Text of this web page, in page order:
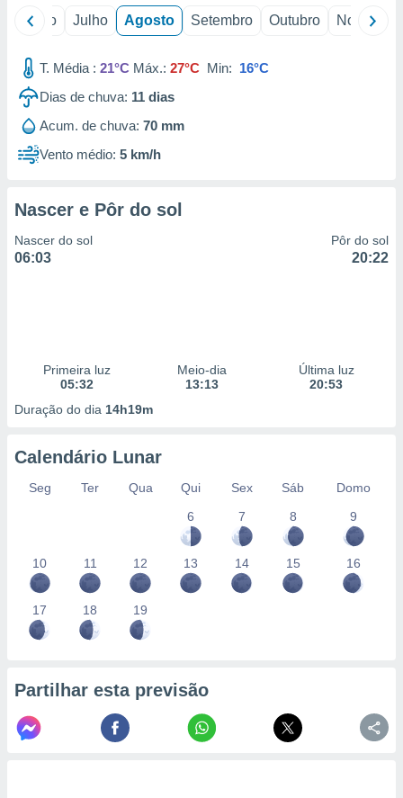
Junho Julho Agosto Setembro Outubro Novembro
T. Média : 21°C Máx.: 27°C Min: 16°C
Dias de chuva: 11 dias
Acum. de chuva: 70 mm
Vento médio: 5 km/h
Nascer e Pôr do sol
Nascer do sol
06:03
Pôr do sol
20:22
Primeira luz
05:32
Meio-dia
13:13
Última luz
20:53
Duração do dia 14h19m
Calendário Lunar
Seg Ter Qua Qui Sex Sáb
Domo
6
7 8 9
10 11 12 13 14 15 16
17 18 19
Partilhar esta previsão